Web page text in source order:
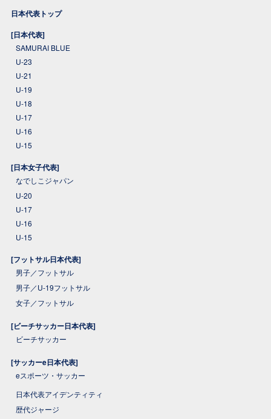
日本代表トップ
[日本代表]
SAMURAI BLUE
U-23
U-21
U-19
U-18
U-17
U-16
U-15
[日本女子代表]
なでしこジャパン
U-20
U-17
U-16
U-15
[フットサル日本代表]
男子／フットサル
男子／U-19フットサル
女子／フットサル
[ビーチサッカー日本代表]
ビーチサッカー
[サッカーe日本代表]
eスポーツ・サッカー
日本代表アイデンティティ
歴代ジャージ